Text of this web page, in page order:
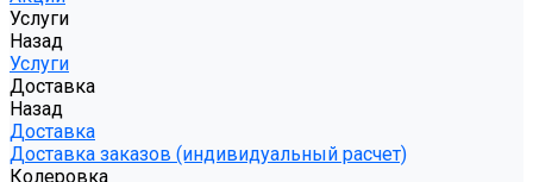
Услуги
Назад
Услуги
Доставка
Назад
Доставка
Доставка заказов (индивидуальный расчет)
Колеровка